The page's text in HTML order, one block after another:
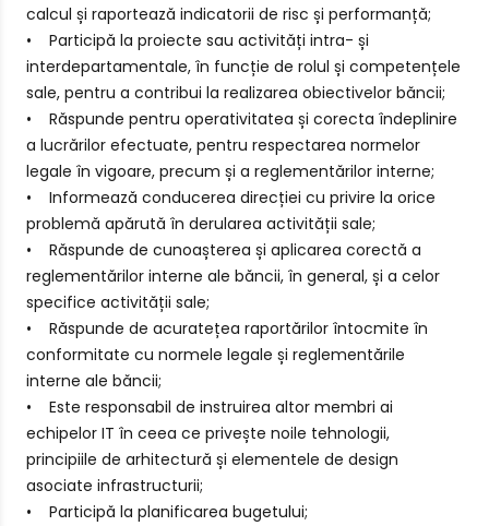
calcul și raportează indicatorii de risc și performanță;
• Participă la proiecte sau activități intra- și
interdepartamentale, în funcție de rolul și competențele
sale, pentru a contribui la realizarea obiectivelor băncii;
• Răspunde pentru operativitatea și corecta îndeplinire
a lucrărilor efectuate, pentru respectarea normelor
legale în vigoare, precum și a reglementărilor interne;
• Informează conducerea direcției cu privire la orice
problemă apărută în derularea activității sale;
• Răspunde de cunoașterea și aplicarea corectă a
reglementărilor interne ale băncii, în general, și a celor
specifice activității sale;
• Răspunde de acuratețea raportărilor întocmite în
conformitate cu normele legale și reglementările
interne ale băncii;
• Este responsabil de instruirea altor membri ai
echipelor IT în ceea ce privește noile tehnologii,
principiile de arhitectură și elementele de design
asociate infrastructurii;
• Participă la planificarea bugetului;